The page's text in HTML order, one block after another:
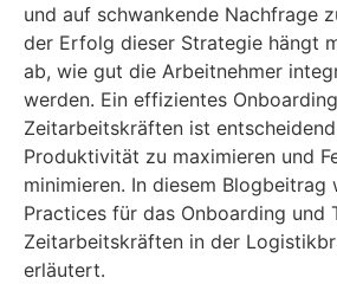
und auf schwankende Nachfrage
der Erfolg dieser Strategie hängt
ab, wie gut die Arbeitnehmer
werden. Ein effizientes
Zeitarbeitskräften ist
Produktivität zu maximieren und
minimieren. In diesem Blogbeitrag
Practices für das Onboarding und
Zeitarbeitskräften in der
erläutert.